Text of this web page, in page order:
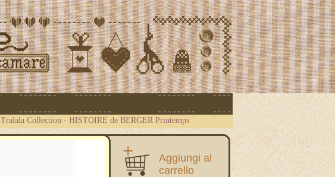
Tralala Collection - HISTOIRE de BERGER Printemps
Aggiungi al
carrello